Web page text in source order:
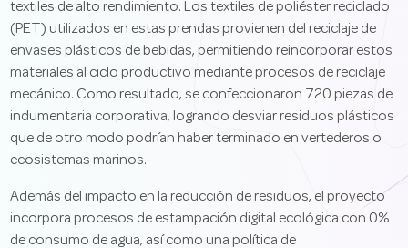
textiles de alto rendimiento. Los textiles de poliéster reciclado
(PET) utilizados en estas prendas provienen del reciclaje de
envases plásticos de bebidas, permitiendo reincorporar estos
materiales al ciclo productivo mediante procesos de reciclaje
mecánico. Como resultado, se confeccionaron 720 piezas de
indumentaria corporativa, logrando desviar residuos plásticos
que de otro modo podrían haber terminado en vertederos o
ecosistemas marinos.
Además del impacto en la reducción de residuos, el proyecto
incorpora procesos de estampación digital ecológica con 0%
de consumo de agua, así como una política de